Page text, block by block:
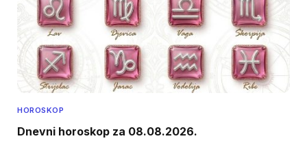
HOROSKOP
Dnevni horoskop za 08.08.2026.